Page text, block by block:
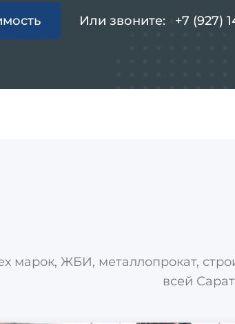
Или звоните: +7 (927)
марок, ЖБИ, металлопрокат,
всей